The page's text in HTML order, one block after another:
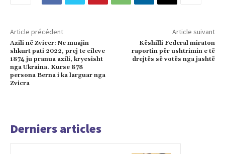
Article précédent
Azili në Zvicer: Ne muajin
shkurt pati 2022, prej te cileve
1874 ju pranua azili, kryesisht
nga Ukraina. Kurse 878
persona Berna i ka larguar nga
Zvicra
Article suivant
Këshilli Federal miraton
raportin për ushtrimin e të
drejtës së votës nga jashtë
Derniers articles